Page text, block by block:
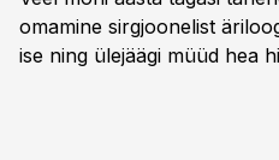
omamine sirgjoonelist
ise ning ülejäägi müüd hea